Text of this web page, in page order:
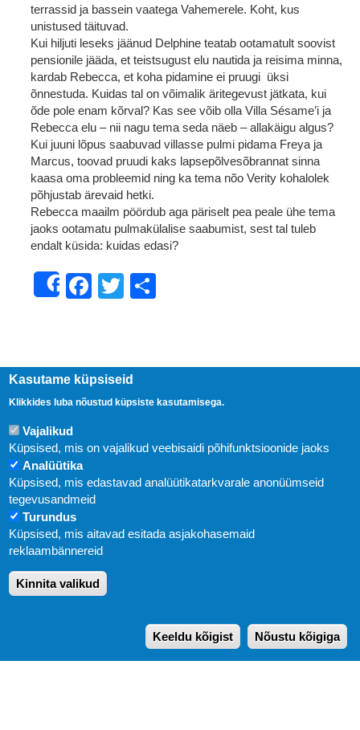
terrassid ja bassein vaatega Vahemerele. Koht, kus
unistused täituvad.
Kui hiljuti leseks jäänud Delphine teatab ootamatult soovist
pensionile jääda, et teistsugust elu nautida ja reisima minna,
kardab Rebecca, et koha pidamine ei pruugi üksi
õnnestuda. Kuidas tal on võimalik äritegevust jätkata, kui
õde pole enam kõrval? Kas see võib olla Villa Sésame’i ja
Rebecca elu – nii nagu tema seda näeb – allakäigu algus?
Kui juuni lõpus saabuvad villasse pulmi pidama Freya ja
Marcus, toovad pruudi kaks lapsepõlvesõbrannat sinna
kaasa oma probleemid ning ka tema nõo Verity kohalolek
põhjustab ärevaid hetki.
Rebecca maailm pöördub aga päriselt pea peale ühe tema
jaoks ootamatu pulmakülalise saabumist, sest tal tuleb
endalt küsida: kuidas edasi?
ShareFacebook
Twitter
Uudised
KIRJASTUS PEGASUS OÜ © 2020
Paldiski mnt. 29 (A korpus VI korrus), Tallinn
E-post:pegasus[at]pegasus.ee
Kasutame küpsiseid
Klikkides luba nõustud küpsiste kasutamisega.
Vajalikud
Küpsised, mis on vajalikud veebisaidi põhifunktsioonide jaoks
Analüütika
Küpsised, mis edastavad analüütikatarkvarale anonüümseid
tegevusandmeid
Turundus
Küpsised, mis aitavad esitada asjakohasemaid
reklaambännereid
Kinnita valikud
Keeldu kõigist Nõustu kõigiga